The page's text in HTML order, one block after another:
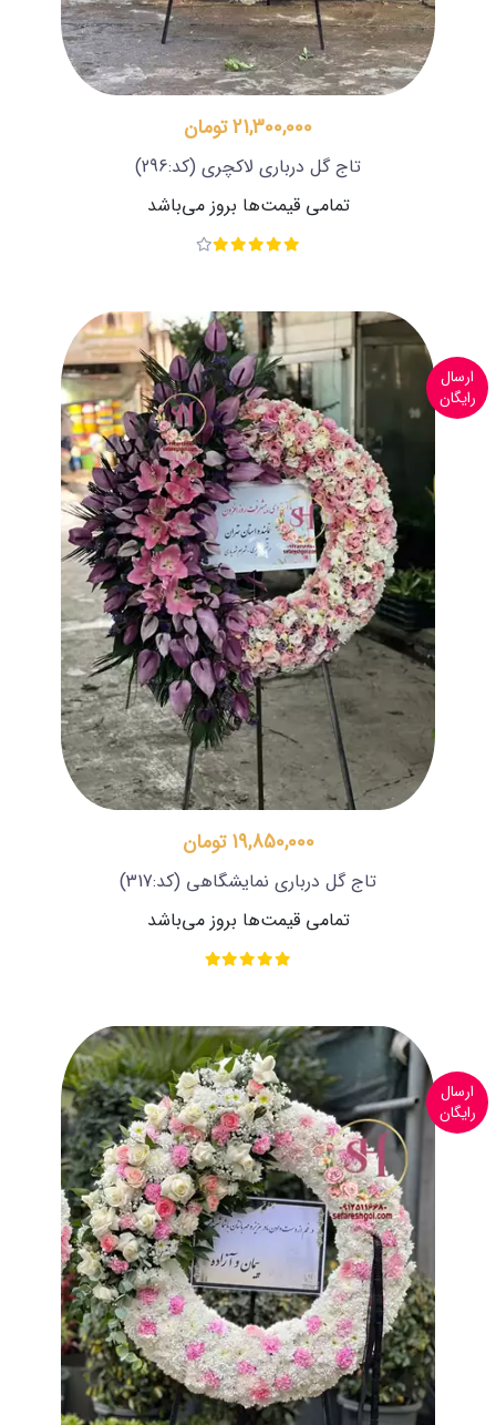
21,300,000 تومان
تاج گل درباری لاکچری (کد:296)
تمامی قیمت‌ها بروز می‌باشد
ارسال
رایگان
19,850,000 تومان
تاج گل درباری نمایشگاهی (کد:317)
تمامی قیمت‌ها بروز می‌باشد
ارسال
رایگان